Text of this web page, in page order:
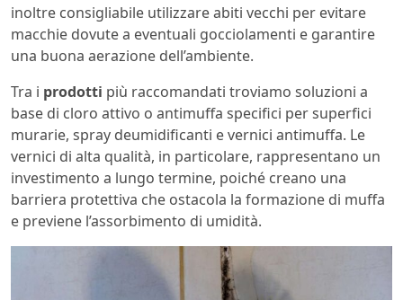
inoltre consigliabile utilizzare abiti vecchi per evitare
macchie dovute a eventuali gocciolamenti e garantire
una buona aerazione dell’ambiente.
Tra i prodotti più raccomandati troviamo soluzioni a
base di cloro attivo o antimuffa specifici per superfici
murarie, spray deumidificanti e vernici antimuffa. Le
vernici di alta qualità, in particolare, rappresentano un
investimento a lungo termine, poiché creano una
barriera protettiva che ostacola la formazione di muffa
e previene l’assorbimento di umidità.